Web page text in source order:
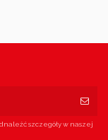
szczegóły w naszej